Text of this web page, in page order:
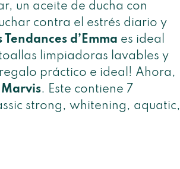
un aceite de ducha con
contra el estrés diario y
d’Emma es ideal
limpiadoras lavables y
práctico e ideal! Ahora,
. Este contiene 7
strong, whitening, aquatic,